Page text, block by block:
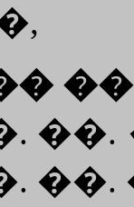
��.
��.